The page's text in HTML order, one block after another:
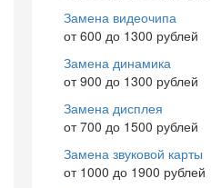
Замена видеочипа
от 600 до 1300 рублей
Замена динамика
от 900 до 1300 рублей
Замена дисплея
от 700 до 1500 рублей
Замена звуковой карты
от 1000 до 1900 рублей